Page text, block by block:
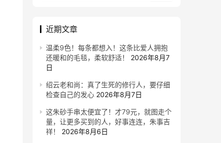
近期文章
温柔9色！每条都想入！这条比爱人拥抱
还暖和的毛毯，柔软舒适！
2026年8月7
日
绍云老和尚：真了生死的修行人，要仔细
检查自己的发心 2026年8月7日
这朱砂手串太便宜了！才79元，就图走个
量，让更多买到的人，好事连连，朱事吉
祥！
2026年8月6日